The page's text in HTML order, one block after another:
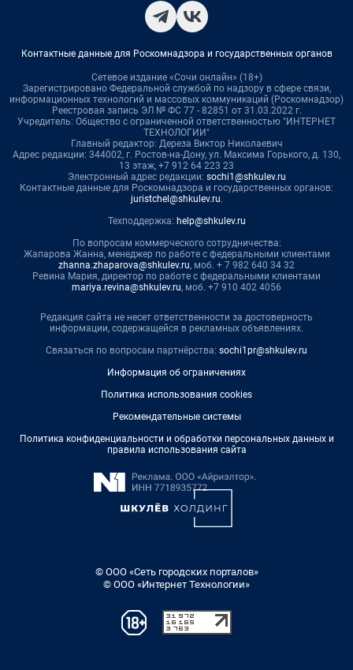
Контактные данные для Роскомнадзора и государственных органов
Сетевое издание «Сочи онлайн» (18+)
Зарегистрировано Федеральной службой по надзору в сфере связи,
информационных технологий и массовых коммуникаций (Роскомнадзор)
Реестровая запись ЭЛ № ФС 77 - 82851 от 31.03.2022 г.
Учредитель: Общество с ограниченной ответственностью "ИНТЕРНЕТ
ТЕХНОЛОГИИ"
Главный редактор: Дереза Виктор Николаевич
Адрес редакции: 344002, г. Ростов-на-Дону, ул. Максима Горького, д. 130,
13 этаж, +7 912 64 223 23
Электронный адрес редакции: sochi1@shkulev.ru
Контактные данные для Роскомнадзора и государственных органов:
juristchel@shkulev.ru.
Техподдержка: help@shkulev.ru
По вопросам коммерческого сотрудничества:
Жапарова Жанна, менеджер по работе с федеральными клиентами
zhanna.zhaparova@shkulev.ru, моб. + 7 982 640 34 32
Ревина Мария, директор по работе с федеральными клиентами
mariya.revina@shkulev.ru, моб. +7 910 402 4056
Редакция сайта не несет ответственности за достоверность
информации, содержащейся в рекламных объявлениях.
Связаться по вопросам партнёрства: sochi1pr@shkulev.ru
Информация об ограничениях
Политика использования cookies
Рекомендательные системы
Политика конфиденциальности и обработки персональных данных и
правила использования сайта
© ООО «Сеть городских порталов»
© ООО «Интернет Технологии»